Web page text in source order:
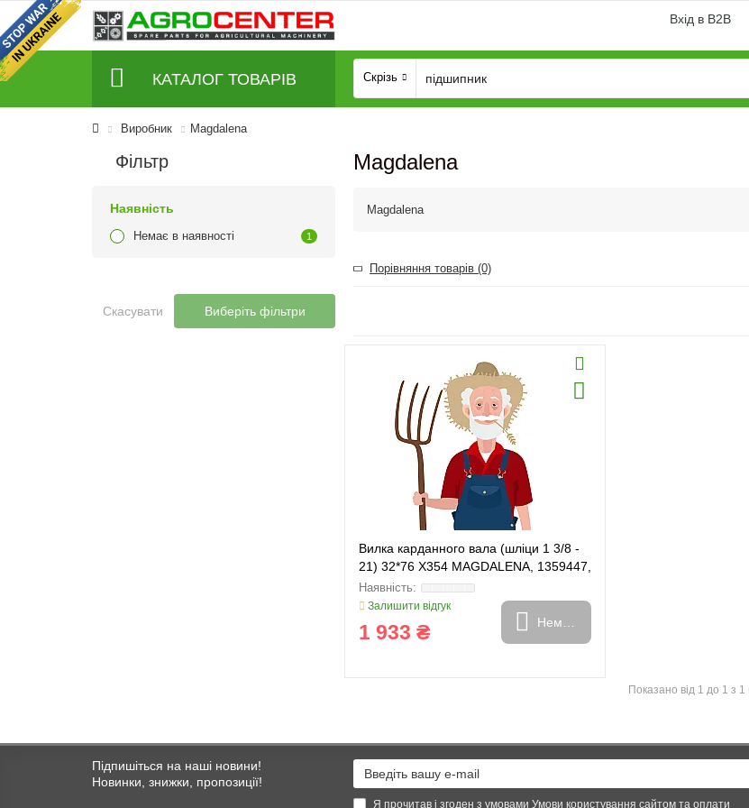
Вхід в B2B
КАТАЛОГ ТОВАРІВ Скрізь
Виробник Magdalena
Фільтр
Наявність
Немає в наявності 1
Скасувати Виберіть фільтри
Magdalena
Magdalena
Порівняння товарів (0)
Вилка карданного вала (шліци 1 3/8 -
21) 32*76 X354 MAGDALENA, 1359447,
AH232959, 32x76
Залишити відгук
1 933 ₴ Немає в наявності
Показано від 1 до 1 з 1
Підпишіться на наші новини!
Новинки, знижки, пропозиції!
Я прочитав і згоден з умовами Умови користування сайтом та оплати